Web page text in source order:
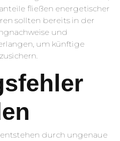
fließen energetischer
sollten bereits in der
und
um künftige
durch ungenaue